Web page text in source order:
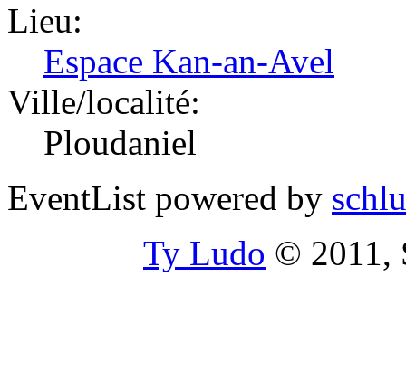
Lieu:
Espace Kan-an-Avel
Ville/localité:
Ploudaniel
EventList powered by
Ty Ludo © 2011,